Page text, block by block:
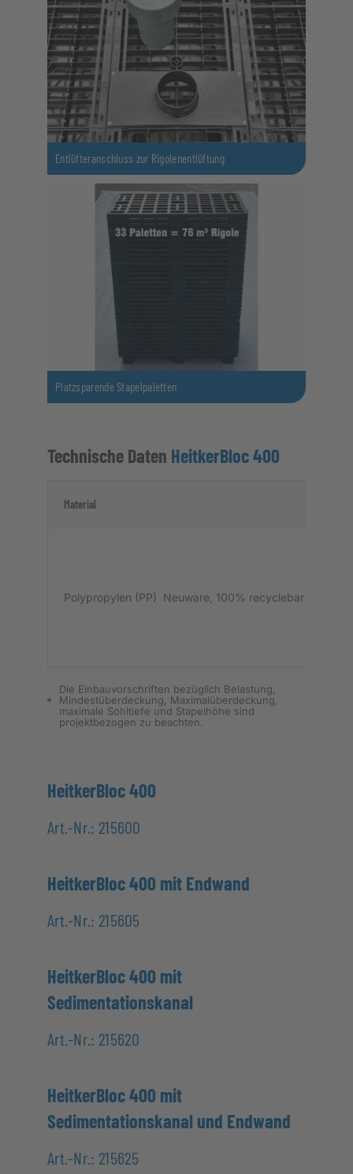
Entlüfteranschluss zur Rigolenentlüftung
Platzsparende Stapelpaletten
Technische Daten HeitkerBloc 400
Material
Polypropylen (PP) Neuware, 100% recyclebar
Die Einbauvorschriften bezüglich Belastung,
Mindestüberdeckung, Maximalüberdeckung,
maximale Sohltiefe und Stapelhöhe sind
projektbezogen zu beachten.
HeitkerBloc 400
Art.-Nr.: 215600
HeitkerBloc 400 mit Endwand
Art.-Nr.: 215605
HeitkerBloc 400 mit
Sedimentationskanal
Art.-Nr.: 215620
HeitkerBloc 400 mit
Sedimentationskanal und Endwand
Art.-Nr.: 215625